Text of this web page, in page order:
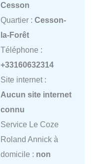
Cesson
Quartier : Cesson-
la-Forêt
Téléphone :
+33160632314
Site internet :
Aucun site internet
connu
Service Le Coze
Roland Annick à
domicile : non